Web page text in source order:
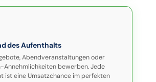
des Aufenthalts
Abendveranstaltungen oder
Annehmlichkeiten bewerben. Jede
ist eine Umsatzchance im perfekten